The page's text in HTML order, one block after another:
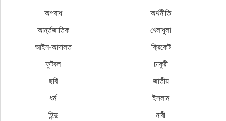
অপরাধ
অর্থনীতি
আর্ন্তজাতিক
খেলাধুলা
আইন-আদালত
ক্রিকেট
ফুটবল
চাকুরী
ছবি
জাতীয়
ধর্ম
ইসলাম
হিন্দু
নারী